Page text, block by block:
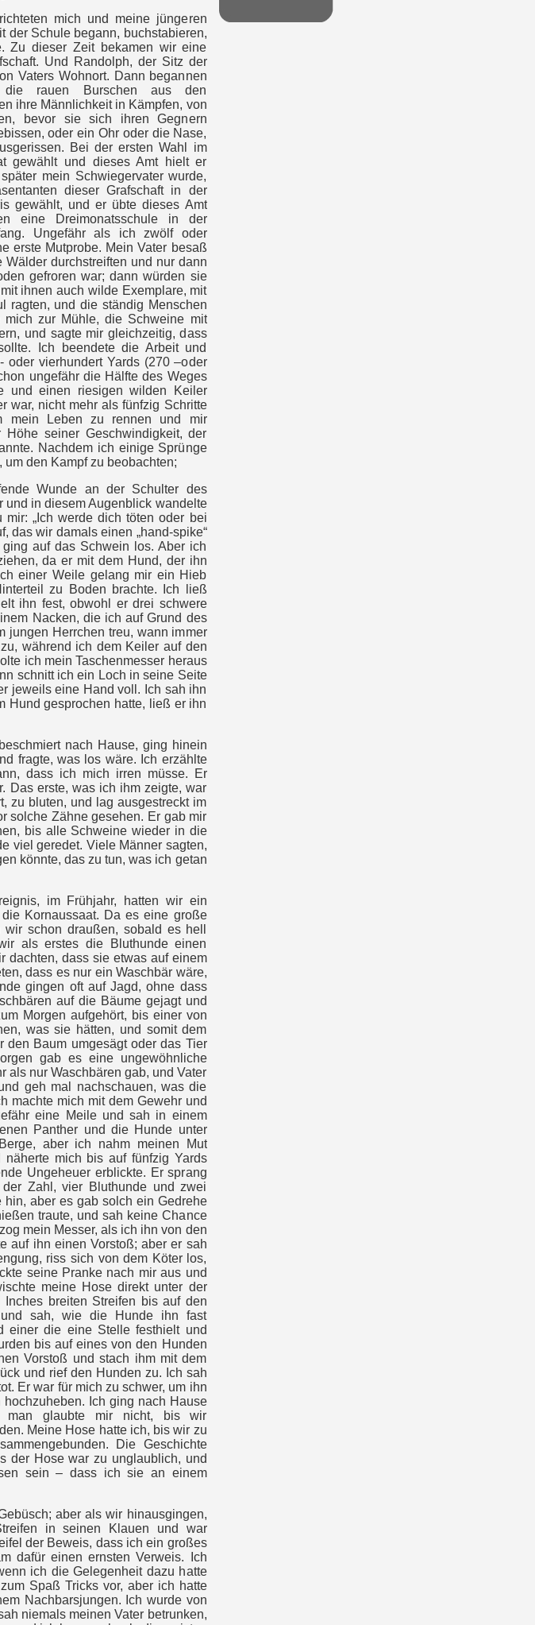
mich und meine jüngeren
der Schule begann, buchstabieren,
Zu dieser Zeit bekamen wir eine
Und Randolph, der Sitz der
Vaters Wohnort. Dann begannen
die rauen Burschen aus den
ihre Männlichkeit in Kämpfen, von
bevor sie sich ihren Gegnern
oder ein Ohr oder die Nase,
Bei der ersten Wahl im
gewählt und dieses Amt hielt er
mein Schwiegervater wurde,
dieser Grafschaft in der
gewählt, und er übte dieses Amt
eine Dreimonatsschule in der
Ungefähr als ich zwölf oder
erste Mutprobe. Mein Vater besaß
durchstreiften und nur dann
gefroren war; dann würden sie
ihnen auch wilde Exemplare, mit
ragten, und die ständig Menschen
mich zur Mühle, die Schweine mit
und sagte mir gleichzeitig, dass
Ich beendete die Arbeit und
oder vierhundert Yards (270 –oder
ungefähr die Hälfte des Weges
und einen riesigen wilden Keiler
war, nicht mehr als fünfzig Schritte
mein Leben zu rennen und mir
seiner Geschwindigkeit, der
Nachdem ich einige Sprünge
den Kampf zu beobachten;
Wunde an der Schulter des
und in diesem Augenblick wandelte
„Ich werde dich töten oder bei
das wir damals einen „hand-spike“
auf das Schwein los. Aber ich
da er mit dem Hund, der ihn
einer Weile gelang mir ein Hieb
zu Boden brachte. Ich ließ
ihn fest, obwohl er drei schwere
Nacken, die ich auf Grund des
jungen Herrchen treu, wann immer
während ich dem Keiler auf den
ich mein Taschenmesser heraus
schnitt ich ein Loch in seine Seite
jeweils eine Hand voll. Ich sah ihn
Hund gesprochen hatte, ließ er ihn
nach Hause, ging hinein
fragte, was los wäre. Ich erzählte
dass ich mich irren müsse. Er
Das erste, was ich ihm zeigte, war
zu bluten, und lag ausgestreckt im
solche Zähne gesehen. Er gab mir
bis alle Schweine wieder in die
viel geredet. Viele Männer sagten,
könnte, das zu tun, was ich getan
im Frühjahr, hatten wir ein
Kornaussaat. Da es eine große
schon draußen, sobald es hell
als erstes die Bluthunde einen
dachten, dass sie etwas auf einem
dass es nur ein Waschbär wäre,
gingen oft auf Jagd, ohne dass
auf die Bäume gejagt und
Morgen aufgehört, bis einer von
was sie hätten, und somit dem
den Baum umgesägt oder das Tier
gab es eine ungewöhnliche
als nur Waschbären gab, und Vater
geh mal nachschauen, was die
machte mich mit dem Gewehr und
eine Meile und sah in einem
Panther und die Hunde unter
aber ich nahm meinen Mut
näherte mich bis auf fünfzig Yards
Ungeheuer erblickte. Er sprang
Zahl, vier Bluthunde und zwei
hin, aber es gab solch ein Gedrehe
traute, und sah keine Chance
mein Messer, als ich ihn von den
auf ihn einen Vorstoß; aber er sah
riss sich von dem Köter los,
seine Pranke nach mir aus und
meine Hose direkt unter der
breiten Streifen bis auf den
sah, wie die Hunde ihn fast
einer die eine Stelle festhielt und
bis auf eines von den Hunden
Vorstoß und stach ihm mit dem
und rief den Hunden zu. Ich sah
Er war für mich zu schwer, um ihn
Ich ging nach Hause
man glaubte mir nicht, bis wir
Meine Hose hatte ich, bis wir zu
Die Geschichte
der Hose war zu unglaublich, und
sein – dass ich sie an einem
aber als wir hinausgingen,
in seinen Klauen und war
der Beweis, dass ich ein großes
dafür einen ernsten Verweis. Ich
ich die Gelegenheit dazu hatte
Spaß Tricks vor, aber ich hatte
Nachbarsjungen. Ich wurde von
niemals meinen Vater betrunken,